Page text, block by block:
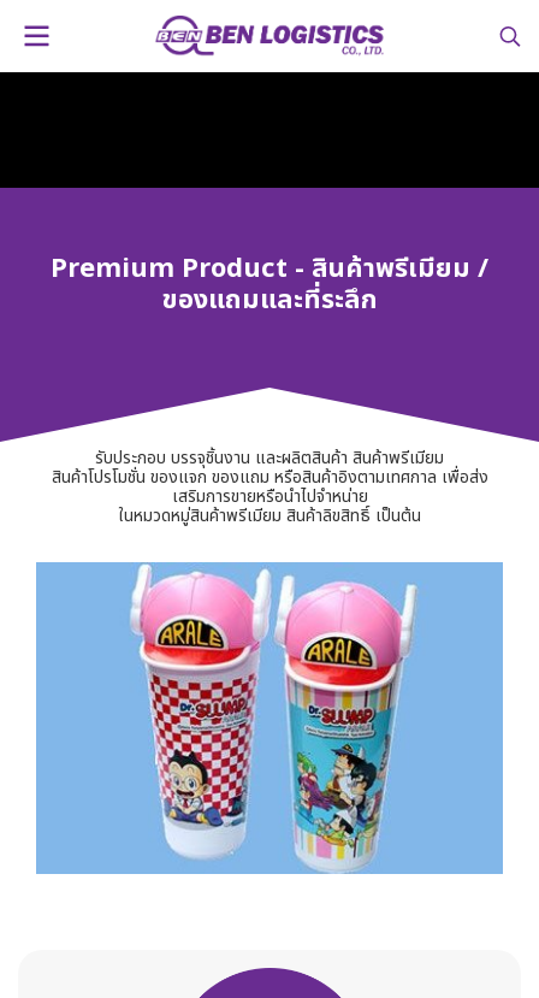
Premium Product - สินค้าพรีเมียม /
ของแถมและที่ระลึก
รับประกอบ บรรจุชิ้นงาน และผลิตสินค้า สินค้าพรีเมียม
สินค้าโปรโมชั่น ของแจก ของแถม หรือสินค้าอิงตามเทศกาล เพื่อส่ง
เสริมการขายหรือนำไปจำหน่าย
ในหมวดหมู่สินค้าพรีเมียม สินค้าลิขสิทธิ์ เป็นต้น